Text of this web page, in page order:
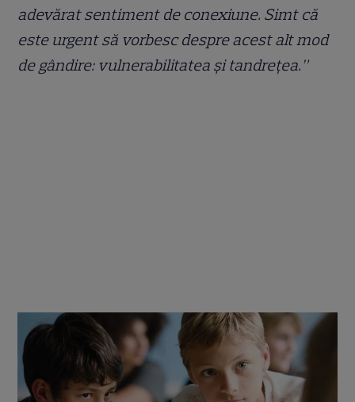
adevărat sentiment de conexiune. Simt că
este urgent să vorbesc despre acest alt mod
de gândire: vulnerabilitatea și tandrețea.”